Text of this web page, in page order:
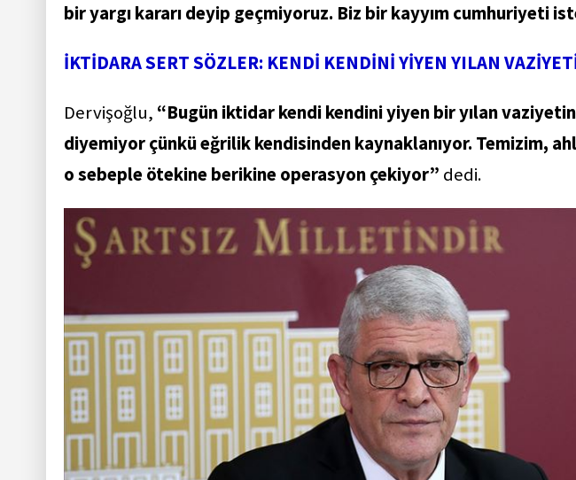
bir yargı kararı deyip geçmiyoruz. Biz bir kayyım cumhuriyeti
İKTİDARA SERT SÖZLER: KENDİ KENDİNİ YİYEN YILAN
Dervişoğlu, “Bugün iktidar kendi kendini yiyen bir yılan
diyemiyor çünkü eğrilik kendisinden kaynaklanıyor. Temizim,
o sebeple ötekine berikine operasyon çekiyor” dedi.